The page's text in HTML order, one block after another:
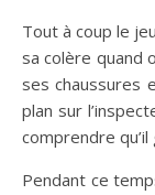
Tout à coup le
sa colère quand
ses chaussures
plan sur
comprendre
Pendant ce